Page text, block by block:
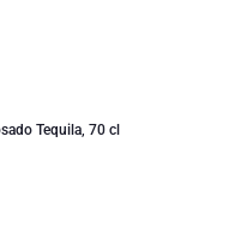
Tequila, 70 cl